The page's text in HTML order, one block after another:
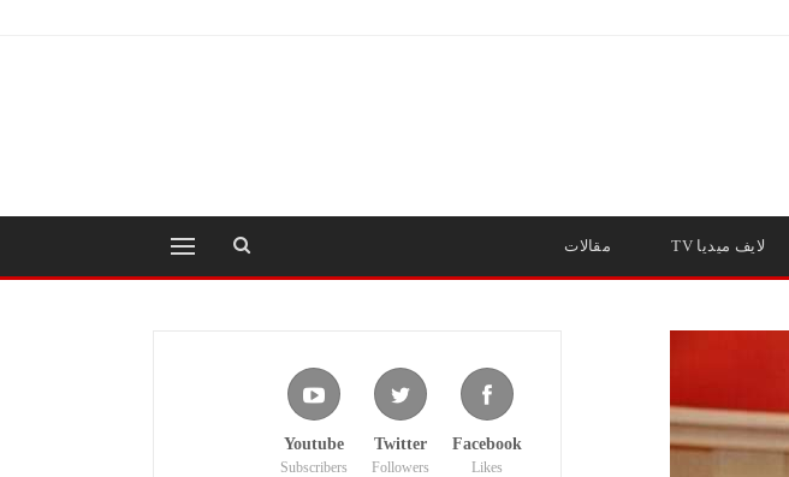
لايف ميديا TV مقالات
Facebook
Likes
Twitter
Followers
Youtube
Subscribers